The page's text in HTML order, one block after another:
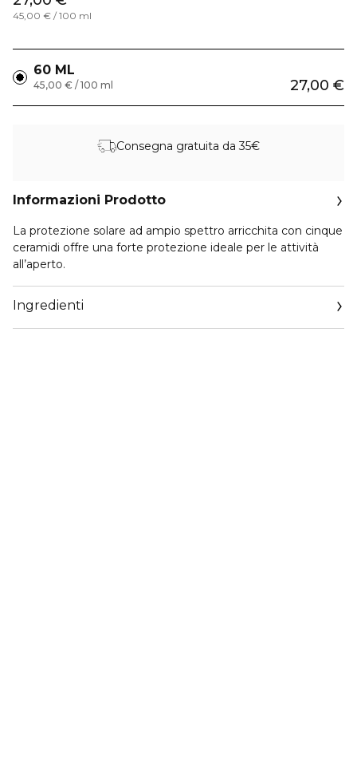
45,00 € / 100 ml
60 ML
27,00 €
45,00 € / 100 ml
Consegna gratuita da 35€
Informazioni Prodotto
La protezione solare ad ampio spettro arricchita con cinque
ceramidi offre una forte protezione ideale per le attività
all’aperto.
Ingredienti